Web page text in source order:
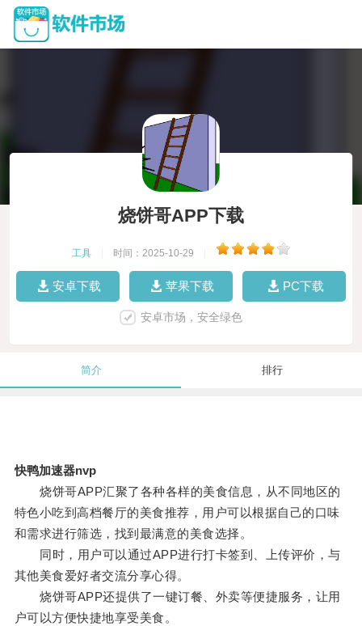
烧饼哥APP下载
工具 时间：2025-10-29
安卓下载 苹果下载 PC下载
安卓市场，安全绿色
简介 排行
快鸭加速器nvp
烧饼哥APP汇聚了各种各样的美食信息，从不同地区的
特色小吃到高档餐厅的美食推荐，用户可以根据自己的口味
和需求进行筛选，找到最满意的美食选择。
同时，用户可以通过APP进行打卡签到、上传评价，与
其他美食爱好者交流分享心得。
烧饼哥APP还提供了一键订餐、外卖等便捷服务，让用
户可以方便快捷地享受美食。